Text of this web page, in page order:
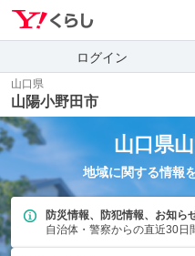
ログイン
山口県
山陽小野田市
山口県
地域に関する情報
防災情報、防犯情報、お知ら
自治体・警察からの直近30日